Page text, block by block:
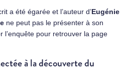
a été égarée et l’auteur d’Eugénie
ne peut pas le présenter à son
pour retrouver la page
à la découverte du